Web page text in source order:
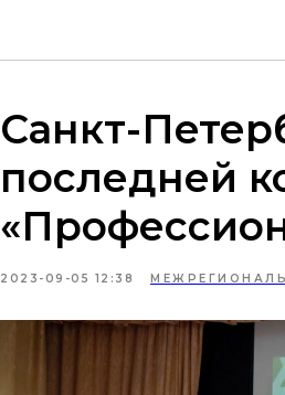
Санкт-
последней
2023-09-05 12:38